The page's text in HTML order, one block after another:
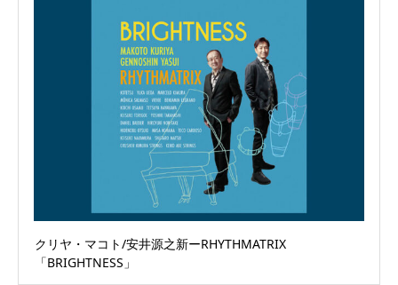
クリヤ・マコト/安井源之新ーRHYTHMATRIX
「BRIGHTNESS」